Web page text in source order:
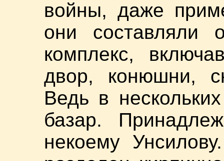
войны, даже
они составляли
комплекс,
двор, конюшни,
Ведь в
базар.
некоему